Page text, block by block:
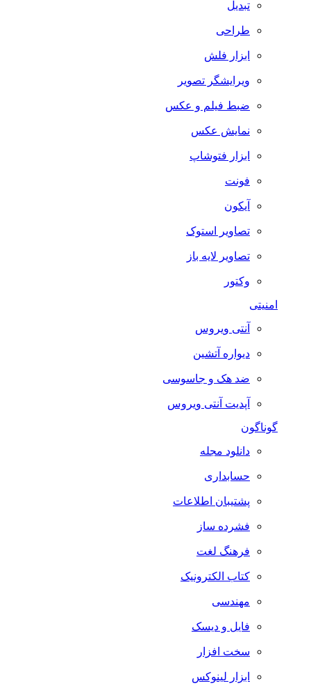
تبدیل
طراحی
ابزار فلش
ویرایشگر تصویر
ضبط فيلم و عكس
نمایش عکس
ابزار فتوشاپ
فونت
آیکون
تصاویر استوک
تصاویر لایه باز
وکتور
امنیتی
آنتی ویروس
دیواره آتشین
ضد هک و جاسوسی
آپدیت آنتی ویروس
گوناگون
دانلود مجله
حسابداری
پشتیبان اطلاعات
فشرده ساز
فرهنگ لغت
کتاب الکترونیک
مهندسی
فایل و دیسک
سخت افزار
ابزار لینوکس